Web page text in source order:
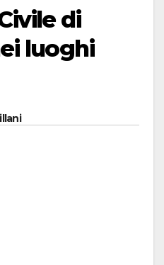
di
luoghi